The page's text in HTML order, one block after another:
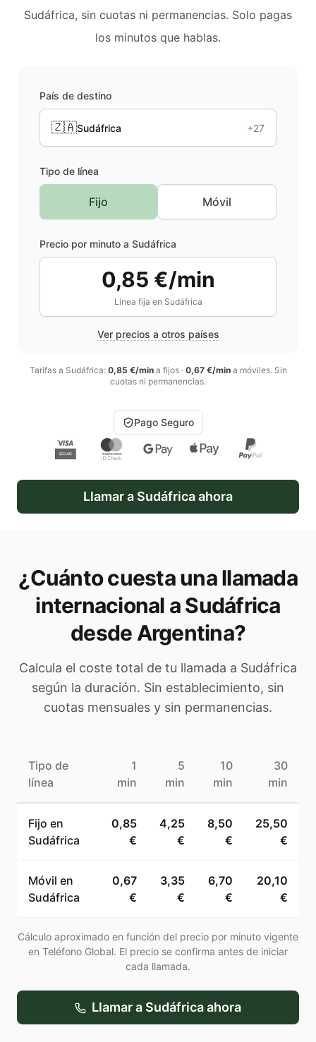
Sudáfrica, sin cuotas ni permanencias. Solo pagas
los minutos que hablas.
País de destino
🇿🇦Sudáfrica +27
Tipo de línea
Fijo Móvil
Precio por minuto a Sudáfrica
0,85 €/min
Línea fija en Sudáfrica
Ver precios a otros países
Tarifas a Sudáfrica: 0,85 €/mina fijos· 0,67 €/mina móviles. Sin
cuotas ni permanencias.
Pago Seguro
Llamar a Sudáfricaahora
¿Cuánto cuesta una llamada
internacional aSudáfrica
desde Argentina?
Calcula el coste total de tu llamada a Sudáfrica
según la duración. Sin establecimiento, sin
cuotas mensuales y sin permanencias.
Tipo de
línea
1
min
5
min
10
min
30
min
Fijo en
Sudáfrica
0,85
€
4,25
€
8,50
€
25,50
€
Móvil en
Sudáfrica
0,67
€
3,35
€
6,70
€
20,10
€
Cálculo aproximado en función del precio por minuto vigente
en Teléfono Global. El precio se confirma antes de iniciar
cada llamada.
Llamar a Sudáfricaahora